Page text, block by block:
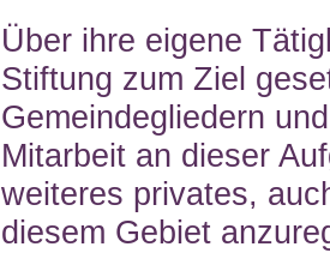
Über ihre eigene
Stiftung zum Ziel
Gemeindegliedern
Mitarbeit an dieser
weiteres privates,
diesem Gebiet